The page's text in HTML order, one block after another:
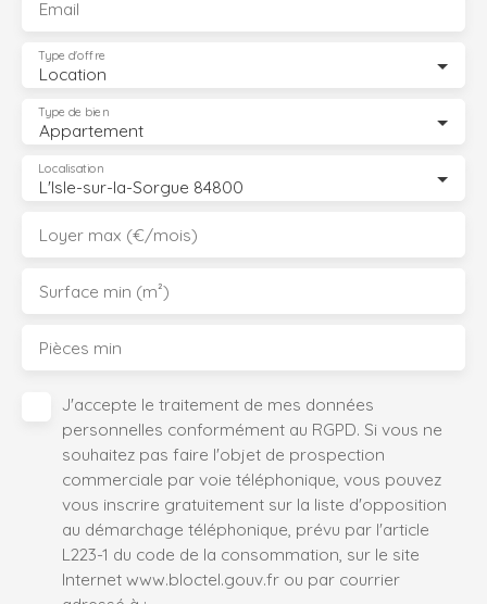
Email
Location
Type d'offre
Appartement
Type de bien
L'Isle-sur-la-Sorgue 84800
Localisation
Loyer max (€/mois)
Surface min (m²)
Pièces min
J'accepte le traitement de mes données
personnelles conformément au RGPD. Si vous ne
souhaitez pas faire l'objet de prospection
commerciale par voie téléphonique, vous pouvez
vous inscrire gratuitement sur la liste d'opposition
au démarchage téléphonique, prévu par l'article
L223-1 du code de la consommation, sur le site
Internet www.bloctel.gouv.fr ou par courrier